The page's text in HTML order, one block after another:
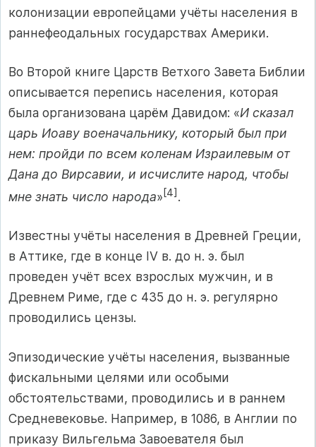
колонизации европейцами учёты населения в
раннефеодальных государствах Америки.
Во Второй книге Царств Ветхого Завета Библии
описывается перепись населения, которая
была организована царём Давидом: «И сказал
царь Иоаву военачальнику, который был при
нем: пройди по всем коленам Израилевым от
Дана до Вирсавии, и исчислите народ, чтобы
мне знать число народа» [4] .
Известны учёты населения в Древней Греции,
в Аттике, где в конце IV в. до н. э. был
проведен учёт всех взрослых мужчин, и в
Древнем Риме, где с 435 до н. э. регулярно
проводились цензы.
Эпизодические учёты населения, вызванные
фискальными целями или особыми
обстоятельствами, проводились и в раннем
Средневековье. Например, в 1086, в Англии по
приказу Вильгельма Завоевателя был